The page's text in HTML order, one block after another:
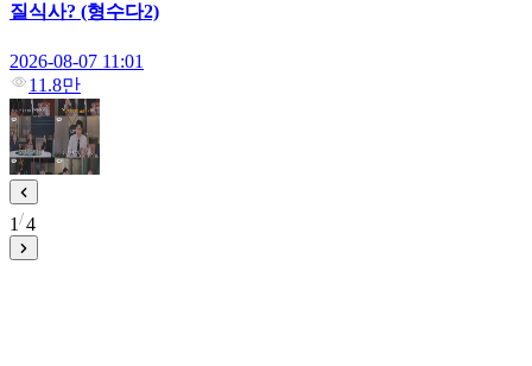
질식사? (형수다2)
2026-08-07 11:01
11.8만
1 4